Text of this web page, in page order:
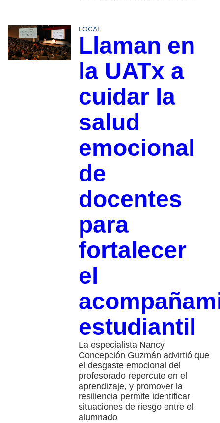
LOCAL
Llaman en
la UATx a
cuidar la
salud
emocional
de
docentes
para
fortalecer
el
estudiantil
La especialista Nancy
Concepción Guzmán advirtió que
el desgaste emocional del
profesorado repercute en el
aprendizaje, y promover la
resiliencia permite identificar
situaciones de riesgo entre el
alumnado